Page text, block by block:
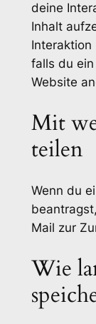
deine
Inhalt
falls du
Website
Mit
teilen
Wenn du
Mail zur
Wie